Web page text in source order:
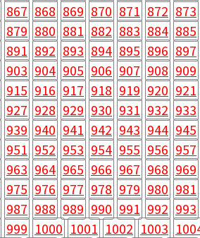
867 868 869 870 871 872 873
879 880 881 882 883 884 885
891 892 893 894 895 896 897
903 904 905 906 907 908 909
915 916 917 918 919 920 921
927 928 929 930 931 932 933
939 940 941 942 943 944 945
951 952 953 954 955 956 957
963 964 965 966 967 968 969
975 976 977 978 979 980 981
987 988 989 990 991 992 993
999 1000 1001 1002 1003